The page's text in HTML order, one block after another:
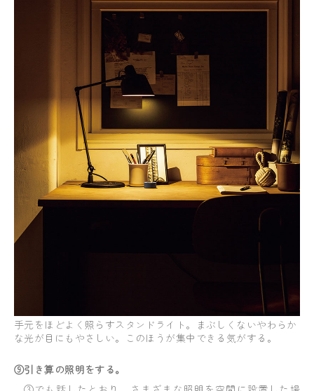
手元をほどよく照らすスタンドライト。まぶしくないやわらか
な光が目にもやさしい。このほうが集中できる気がする。
⑨引き算の照明をする。